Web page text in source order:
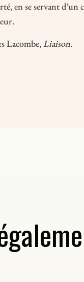
en se servant
Lacombe,Liaison.